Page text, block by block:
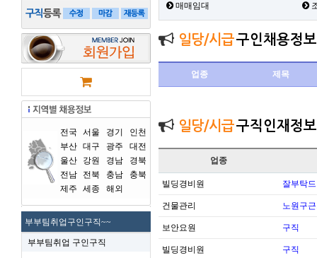
전국 서울 경기
인천
부산 대구 광주
대전
울산
강원 경남
경북
전남
전북 충남
충북
제주
세종 해외
부부팀취업구인구직~~
부부팀취업 구인구직
매매임대
일당/시급구인채용정보
업종 제목
일당/시급구직인재정보
업종
빌딩경비원 잘부탁
건물관리 노원구
보안요원 구직
빌딩경비원 구직